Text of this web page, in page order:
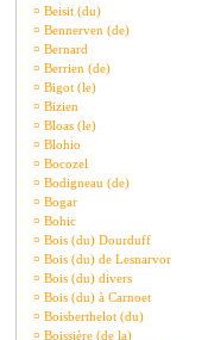
¤ Beisit (du)
¤ Bennerven (de)
¤ Bernard
¤ Berrien (de)
¤ Bigot (le)
¤ Bizien
¤ Bloas (le)
¤ Blohio
¤ Bocozel
¤ Bodigneau (de)
¤ Bogar
¤ Bohic
¤ Bois (du) Dourduff
¤ Bois (du) de Lesnarvor
¤ Bois (du) divers
¤ Bois (du) à Carnoet
¤ Boisberthelot (du)
¤ Boissière (de la)